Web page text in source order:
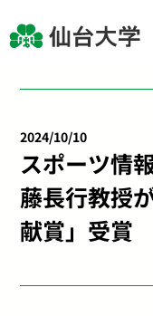
2024/10/10
スポーツ情
藤長行教授
献賞」受賞